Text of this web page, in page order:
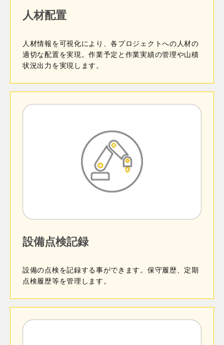
人材配置
人材情報を可視化により、各プロジェクトへの人材の
適切な配置を実現。作業予定と作業実績の管理や山積
状況出力を実現します。
設備点検記録
設備の点検を記録する事ができます。保守履歴、定期
点検履歴等を管理します。
設備管理 on kintoneの概要
サーバー機器の導入・メンテナンスは必要なく、お手
す。
元管理できます。機器の稼働時間の管理、保守履歴、
定期点検管理等が可能です。
閉じる
ガルーン・kintone連携の概要
サイボウズのクラウド型グループウェア「Garoon on
す。
覧、登録する事ができます。
製造元：株式会社日立ケーイーシステムズ
タブ表示プラグインの概要
項目が多く長いレコード詳細画面を項目や用途に合わ
せてタブ分け表示し見やすくするプラグインです。
多いときに適用すると便利です。
タブ表示プラグインとの違いは？
本製品は年間ライセンスによる利用となります。
でも、kintoneの絞り込みは機能豊富な代わりに操作が
複雑になります。
タブ機能のみを提供している、タブ表示プラグイン
（売り切り）に対して、以下の機能を搭載していま
本製品は年間ライセンスによる利用となります。
閉じる
基幹連携ツールProとは？
基幹連携ツールProの特長
設定ツールを準備。わかりやすく設定が可能で